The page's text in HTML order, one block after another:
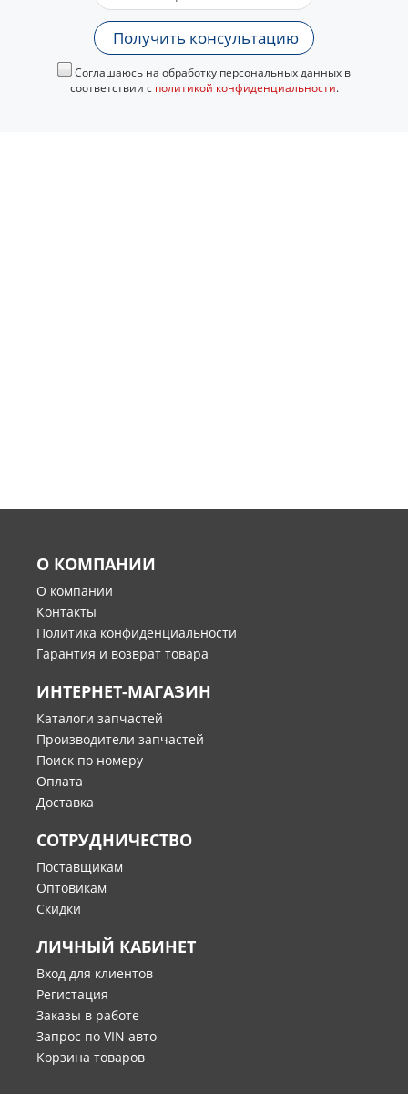
Получить консультацию
Соглашаюсь на обработку персональных данных в
соответствии с политикой конфиденциальности.
О КОМПАНИИ
О компании
Контакты
Политика конфиденциальности
Гарантия и возврат товара
ИНТЕРНЕТ-МАГАЗИН
Каталоги запчастей
Производители запчастей
Поиск по номеру
Оплата
Доставка
СОТРУДНИЧЕСТВО
Поставщикам
Оптовикам
Скидки
ЛИЧНЫЙ КАБИНЕТ
Вход для клиентов
Регистация
Заказы в работе
Запрос по VIN авто
Корзина товаров